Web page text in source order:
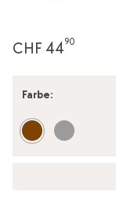
CHF 4490
Farbe: